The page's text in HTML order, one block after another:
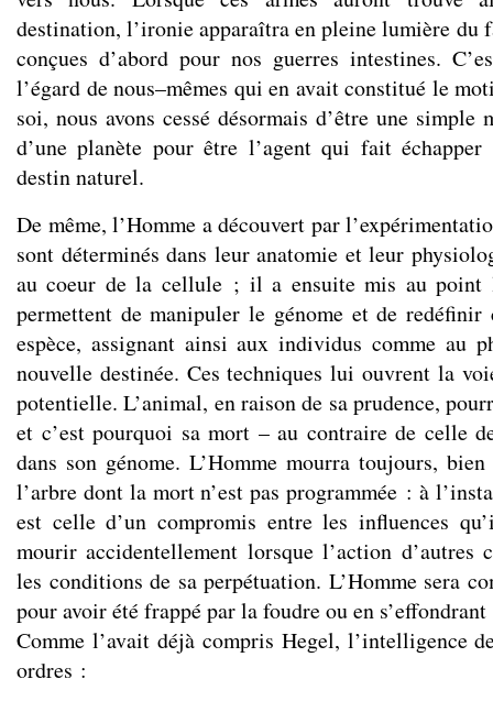
destination, l’ironie apparaîtra en pleine lumière du
conçues d’abord pour nos guerres intestines.
l’égard de nous–mêmes qui en avait constitué le
soi, nous avons cessé désormais d’être une simple
d’une planète pour être l’agent qui fait
destin naturel.
De même, l’Homme a découvert par
sont déterminés dans leur anatomie et leur
au coeur de la cellule ; il a ensuite mis au point
permettent de manipuler le génome et de redéfinir
espèce, assignant ainsi aux individus comme au
nouvelle destinée. Ces techniques lui ouvrent la
potentielle. L’animal, en raison de sa prudence,
et c’est pourquoi sa mort – au contraire de celle
dans son génome. L’Homme mourra toujours,
l’arbre dont la mort n’est pas programmée : à
est celle d’un compromis entre les influences
mourir accidentellement lorsque l’action d’autres
les conditions de sa perpétuation. L’Homme sera
pour avoir été frappé par la foudre ou en
Comme l’avait déjà compris Hegel, l’intelligence
ordres :